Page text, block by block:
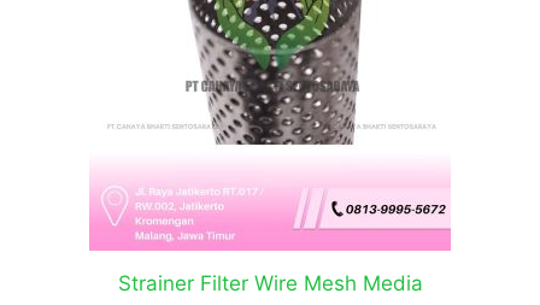
Strainer Filter Wire Mesh Media